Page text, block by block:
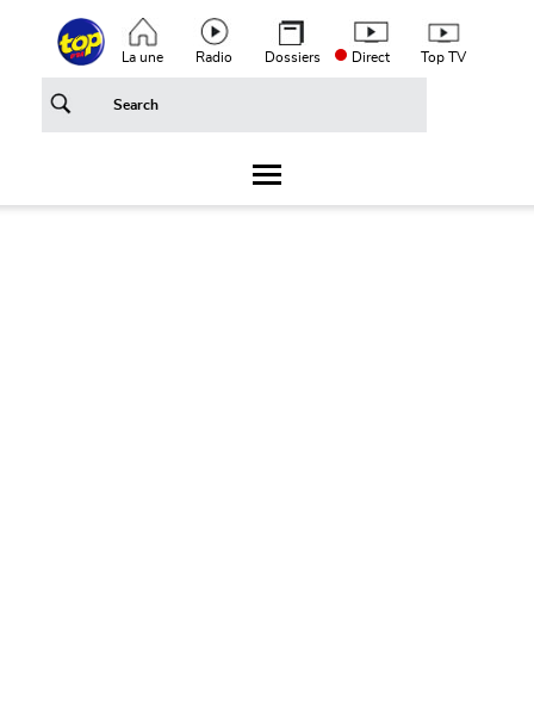
Aller au contenu principalTop header menu
La une Radio Dossiers Direct Top TV